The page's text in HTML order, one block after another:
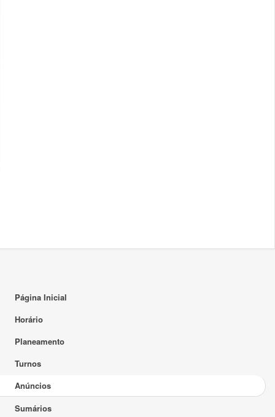
Página Inicial
Horário
Planeamento
Turnos
Anúncios
Sumários